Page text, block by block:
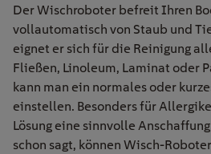
Der Wischroboter befreit Ihren
vollautomatisch von Staub und
eignet er sich für die Reinigung
Fließen, Linoleum, Laminat oder
kann man ein normales oder
einstellen. Besonders für
Lösung eine sinnvolle
schon sagt, können Wisch-